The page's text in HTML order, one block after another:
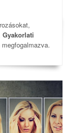
Gyakorlati